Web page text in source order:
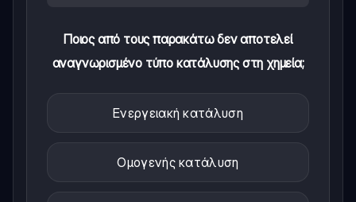
Ποιος από τους παρακάτω δεν αποτελεί
αναγνωρισμένο τύπο κατάλυσης στη χημεία;
Ενεργειακή κατάλυση
Ομογενής κατάλυση